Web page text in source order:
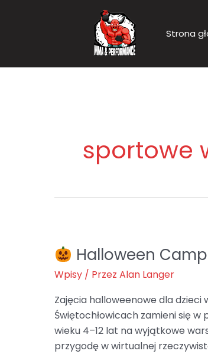
Strona
sportowe
Halloween
Wpisy / Przez Alan Langer
Zajęcia halloweenowe dla dzieci
Świętochłowicach zamieni się
wieku 4–12 lat na wyjątkowe
przygodę w wirtualnej
Halloween
Camp
w
MMA
Performance
–